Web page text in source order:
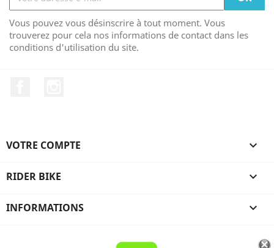
Vous pouvez vous désinscrire à tout moment. Vous
trouverez pour cela nos informations de contact dans les
conditions d'utilisation du site.
VOTRE COMPTE 
RIDER BIKE 
INFORMATIONS 